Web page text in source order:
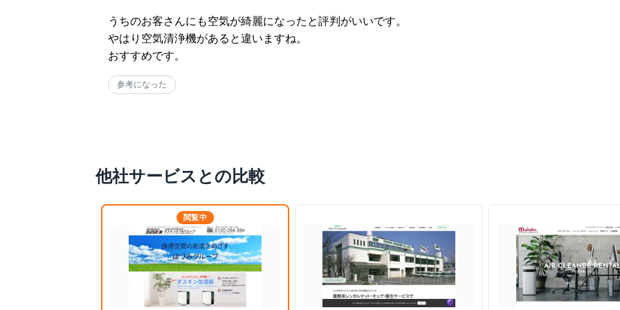
うちのお客さんにも空気が綺麗になったと評判がいいです。
やはり空気清浄機があると違いますね。
おすすめです。
参考になった
他社サービスとの比較
閲覧中